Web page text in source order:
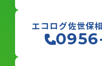
エコログ佐世保